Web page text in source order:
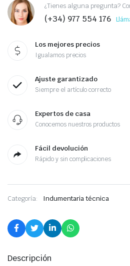
¿Tienes alguna pregunta?
(+34) 977 554 176
Los mejores precios
Igualamos precios
Ajuste garantizado
Siempre el artículo correcto
Expertos de casa
Conocemos nuestros productos
Fácil devolución
Rápido y sin complicaciones
Categoría: Indumentaria técnica
Descripción